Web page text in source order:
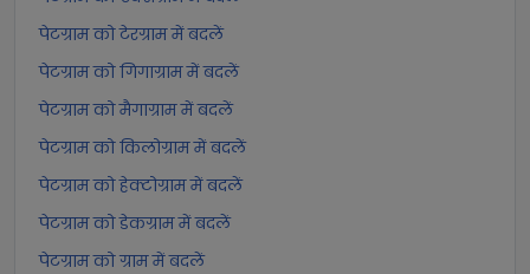
पेटग्राम को टेरग्राम में बदलें
पेटग्राम को गिगाग्राम में बदलें
पेटग्राम को मैगाग्राम में बदलें
पेटग्राम को किलोग्राम में बदलें
पेटग्राम को हेक्टोग्राम में बदलें
पेटग्राम को डेकग्राम में बदलें
पेटग्राम को ग्राम में बदलें